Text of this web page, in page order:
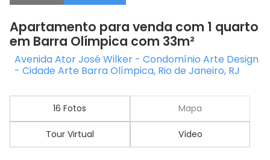
Apartamento para venda com 1 quarto
em Barra Olímpica com 33m²
Avenida Ator José Wilker - Condomínio Arte Design
- Cidade Arte Barra Olímpica, Rio de Janeiro, RJ
16 Fotos Mapa
Tour Virtual Vídeo